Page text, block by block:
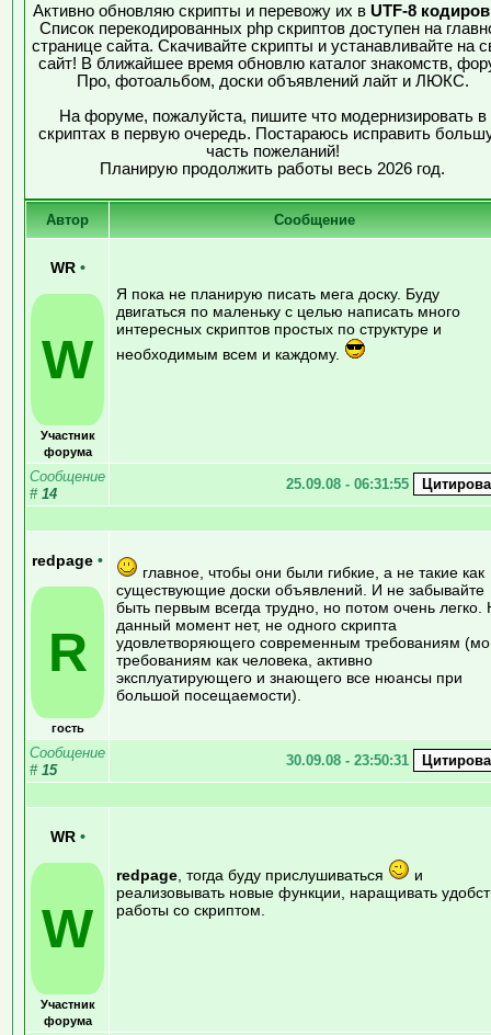
Активно обновляю скрипты и перевожу их в UTF-8
Список перекодированных php скриптов доступен на
странице сайта. Скачивайте скрипты и устанавливайте на
сайт! В ближайшее время обновлю каталог знакомств,
Про, фотоальбом, доски объявлений лайт и ЛЮКС.
На форуме, пожалуйста, пишите что модернизировать в
скриптах в первую очередь. Постараюсь исправить
часть пожеланий!
Планирую продолжить работы весь 2026 год.
Автор Сообщение
WR •
W
Участник
форума
Я пока не планирую писать мега доску. Буду
двигаться по маленьку с целью написать много
интересных скриптов простых по структуре и
необходимым всем и каждому.
Сообщение
# 14
25.09.08 - 06:31:55
redpage •
R
гость
главное, чтобы они были гибкие, а не такие как
существующие доски объявлений. И не забывайте
быть первым всегда трудно, но потом очень легко.
данный момент нет, не одного скрипта
удовлетворяющего современным требованиям
требованиям как человека, активно
эксплуатирующего и знающего все нюансы при
большой посещаемости).
Сообщение
# 15
30.09.08 - 23:50:31
WR •
W
Участник
форума
redpage , тогда буду прислушиваться
и
реализовывать новые функции, наращивать
работы со скриптом.